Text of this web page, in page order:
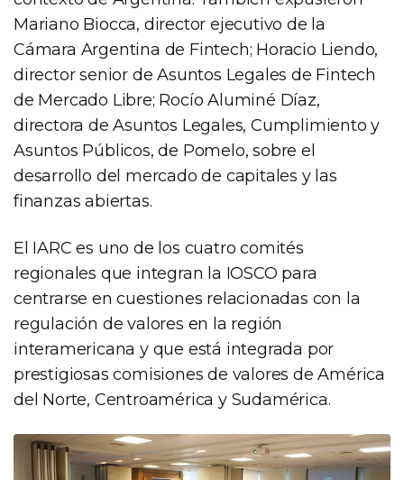
Mariano Biocca, director ejecutivo de la
Cámara Argentina de Fintech; Horacio Liendo,
director senior de Asuntos Legales de Fintech
de Mercado Libre; Rocío Aluminé Díaz,
directora de Asuntos Legales, Cumplimiento y
Asuntos Públicos, de Pomelo, sobre el
desarrollo del mercado de capitales y las
finanzas abiertas.
El IARC es uno de los cuatro comités
regionales que integran la IOSCO para
centrarse en cuestiones relacionadas con la
regulación de valores en la región
interamericana y que está integrada por
prestigiosas comisiones de valores de América
del Norte, Centroamérica y Sudamérica.